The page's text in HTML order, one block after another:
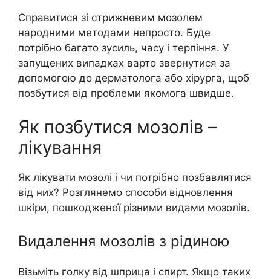
Справитися зі стрижневим мозолем
народними методами непросто. Буде
потрібно багато зусиль, часу і терпіння. У
запущених випадках варто звернутися за
допомогою до дерматолога або хірурга, щоб
позбутися від проблеми якомога швидше.
Як позбутися мозолів –
лікування
Як лікувати мозолі і чи потрібно позбавлятися
від них? Розглянемо способи відновлення
шкіри, пошкодженої різними видами мозолів.
Видалення мозолів з рідиною
Візьміть голку від шприца і спирт. Якщо таких